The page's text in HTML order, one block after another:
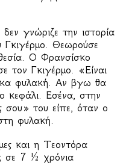
γνώριζε την ιστορία
Γκιγέρμο. Θεωρούσε
Ο Φρανσίσκο
τον Γκιγέρμο. «Είναι
φυλακή. Αν βγω θα
κεφάλι. Εσένα, στην
σου» του είπε, όταν ο
φυλακή.
και η Τεοντόρα
σε 7 ½ χρόνια